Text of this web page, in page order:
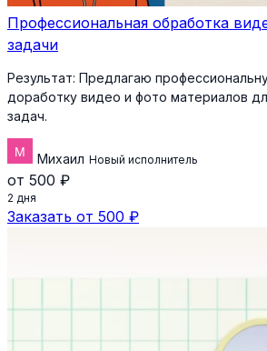
Профессиональная обработка
задачи
Результат: Предлагаю
доработку видео и фото материалов
задач.
Михаил Новый исполнитель
от 500 ₽
2 дня
Заказать от 500 ₽